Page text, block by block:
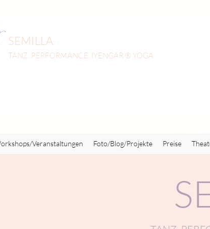
SEMILLA
TANZ, PERFORMANCE, IYENGAR ® YOGA
Veranstaltungen Foto/Blog/Projekte Preise